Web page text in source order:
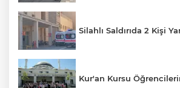
Silahlı Saldırıda 2 Kişi
Kur'an Kursu